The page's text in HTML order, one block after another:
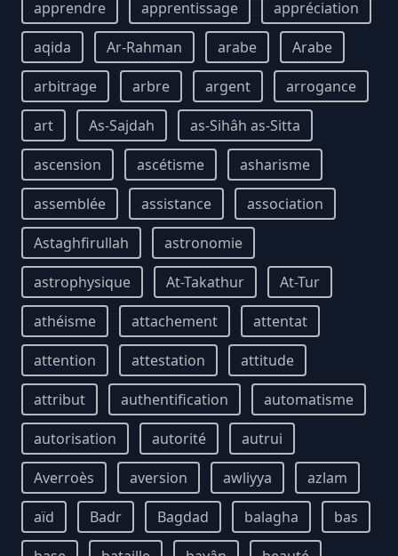
apprendre
apprentissage
appréciation
aqida
Ar-Rahman arabe
Arabe
arbitrage
arbre argent
arrogance
art
As-Sajdah
as-Sihâh as-Sitta
ascension
ascétisme
asharisme
assemblée
assistance
association
Astaghfirullah
astronomie
astrophysique
At-Takathur
At-Tur
athéisme
attachement
attentat
attention
attestation
attitude
attribut
authentification
automatisme
autorisation
autorité
autrui
Averroès
aversion awliyya
azlam
aïd
Badr Bagdad balagha
bas